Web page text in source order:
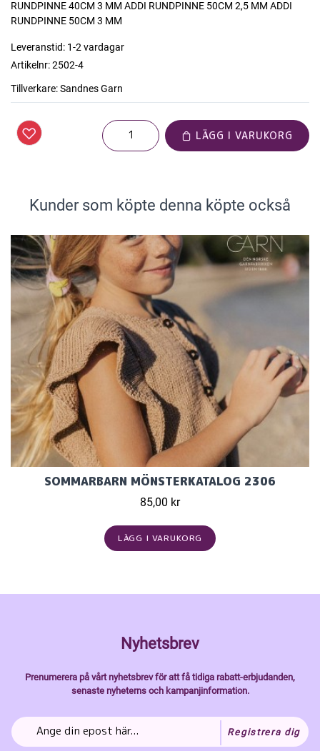
RUNDPINNE 40CM 3 MM ADDI RUNDPINNE 50CM 2,5 MM ADDI
RUNDPINNE 50CM 3 MM
Leveranstid: 1-2 vardagar
Artikelnr:2502-4
Tillverkare:Sandnes Garn
LÄGG I VARUKORG
Kunder som köpte denna köpte också
SOMMARBARN MÖNSTERKATALOG 2306
85,00 kr
LÄGG I VARUKORG
Nyhetsbrev
Prenumerera på vårt nyhetsbrev för att få tidiga rabatt-erbjudanden,
senaste nyheterns och kampanjinformation.
Registrera dig